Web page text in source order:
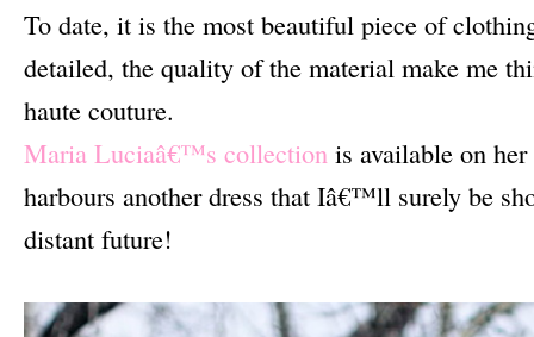
To date, it is the most beautiful piece of
detailed, the quality of the material make me
haute couture.
Maria Luciaâ€™s collection is available on her
harbours another dress that Iâ€™ll surely be
distant future!